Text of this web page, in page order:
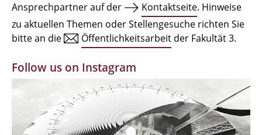
Einrichtungen
Zeichensäle
MBW | Modellbauwerkstatt
Alumni | cloud club
Dokumente und Downloads
Ansprechpartner auf der
Kontaktseite. Hinweise
zu aktuellen Themen oder Stellengesuche richten Sie
bitte an die
Öffentlichkeitsarbeit der Fakultät 3.
Follow us on Instagram